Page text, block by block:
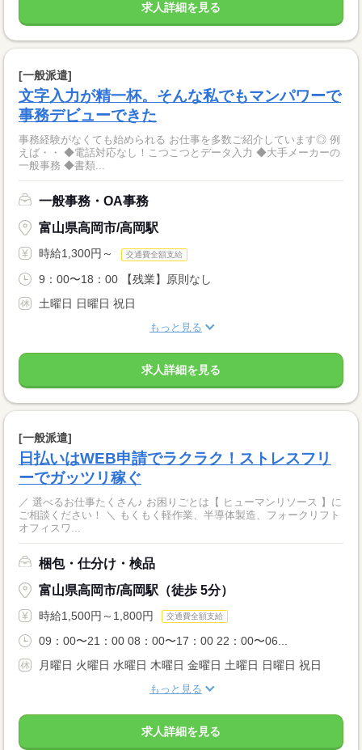
求人詳細を見る
[一般派遣]
文字入力が精一杯。そんな私でもマンパワーで
事務デビューできた
事務経験がなくても始められる お仕事を多数ご紹介しています◎ 例
えば・・ ◆電話対応なし！こつこつとデータ入力 ◆大手メーカーの
一般事務 ◆書類...
一般事務・OA事務
富山県高岡市/高岡駅
時給1,300円～ 交通費全額支給
9：00〜18：00 【残業】原則なし
土曜日 日曜日 祝日
もっと見る
求人詳細を見る
[一般派遣]
日払いはWEB申請でラクラク！ストレスフリ
ーでガッツリ稼ぐ
／ 選べるお仕事たくさん♪ お困りごとは【 ヒューマンリソース 】に
ご相談ください！ ＼ もくもく軽作業、半導体製造、フォークリフト
オフィスワ...
梱包・仕分け・検品
富山県高岡市/高岡駅（徒歩 5分）
時給1,500円～1,800円 交通費全額支給
09：00〜21：00 08：00〜17：00 22：00〜06...
月曜日 火曜日 水曜日 木曜日 金曜日 土曜日 日曜日 祝日
もっと見る
求人詳細を見る